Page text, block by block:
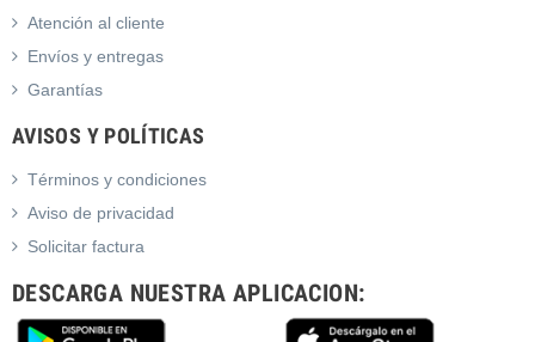
Atención al cliente
Envíos y entregas
Garantías
AVISOS Y POLÍTICAS
Términos y condiciones
Aviso de privacidad
Solicitar factura
DESCARGA NUESTRA APLICACION: